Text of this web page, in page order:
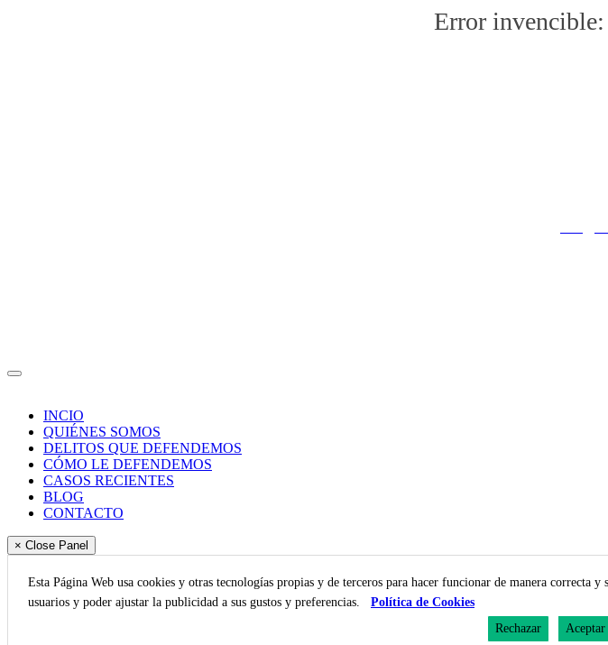
Error
INCIO
QUIÉNES SOMOS
DELITOS QUE DEFENDEMOS
CÓMO LE DEFENDEMOS
CASOS RECIENTES
BLOG
CONTACTO
× Close Panel
Esta Página Web usa cookies y otras tecnologías propias y de terceros para hacer funcionar de manera correcta
usuarios y poder ajustar la publicidad a sus gustos y preferencias.
Política de Cookies
Rechazar
Aceptar